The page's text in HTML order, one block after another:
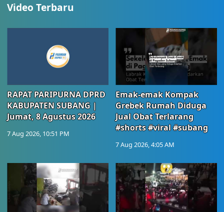
Video Terbaru
RAPAT PARIPURNA DPRD
KABUPATEN SUBANG |
Jumat, 8 Agustus 2026
7 Aug 2026, 10:51 PM
Emak-emak Kompak
Grebek Rumah Diduga
Jual Obat Terlarang
#shorts #viral #subang
7 Aug 2026, 4:05 AM